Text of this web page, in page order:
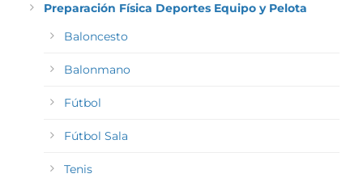
Preparación Física Deportes Equipo y Pelota
Baloncesto
Balonmano
Fútbol
Fútbol Sala
Tenis